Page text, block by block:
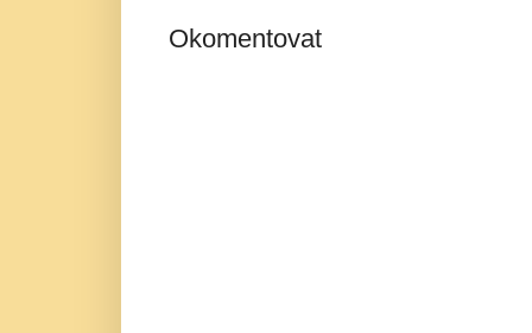
Okomentovat